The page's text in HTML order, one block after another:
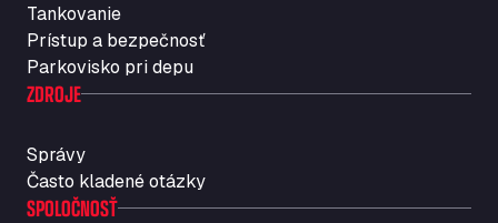
Tankovanie
Prístup a bezpečnosť
Parkovisko pri depu
ZDROJE
Správy
Často kladené otázky
SPOLOČNOSŤ